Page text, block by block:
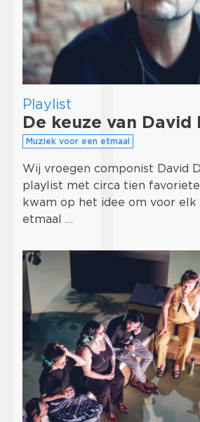
Playlist
De keuze van David
Muziek voor een etmaal
Wij vroegen componist David
playlist met circa tien
kwam op het idee om voor elk
etmaal …